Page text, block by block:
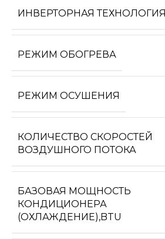
ИНВЕРТОРНАЯ ТЕХНОЛОГИЯ
РЕЖИМ ОБОГРЕВА
РЕЖИМ ОСУШЕНИЯ
КОЛИЧЕСТВО СКОРОСТЕЙ
ВОЗДУШНОГО ПОТОКА
БАЗОВАЯ МОЩНОСТЬ
КОНДИЦИОНЕРА
(ОХЛАЖДЕНИЕ),BTU